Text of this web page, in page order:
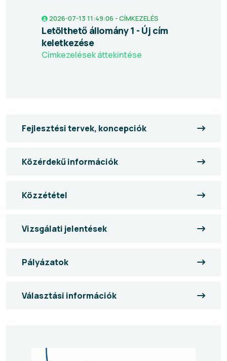
2026-07-13 11:49:06 - CÍMKEZELÉS
Letölthető állomány 1 - Új cím
keletkezése
Címkezelések áttekintése
Fejlesztési tervek, koncepciók
Közérdekű információk
Közzététel
Vizsgálati jelentések
Pályázatok
Választási információk